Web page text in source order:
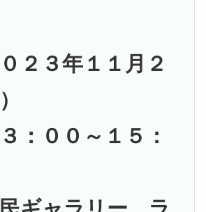
２３年１１月２
０～１５：